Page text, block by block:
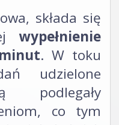
składa się
wypełnienie
. W toku
udzielone
podlegały
co tym